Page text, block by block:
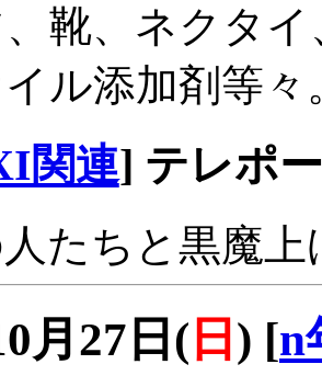
靴、ネクタ
イル添加剤等々
関連] テレポ
人たちと黒魔
月27日( 日 ) [n